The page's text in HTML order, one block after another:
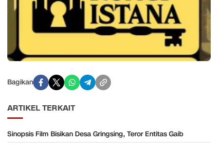
Bagikan
ARTIKEL TERKAIT
Sinopsis Film Bisikan Desa Gringsing, Teror Entitas Gaib